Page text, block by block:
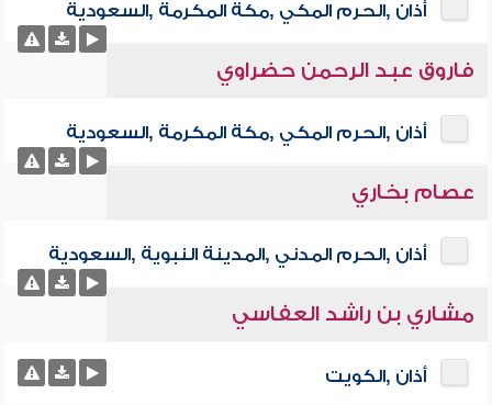
أذان ,الحرم المكي ,مكة المكرمة ,السعودية
فاروق عبد الرحمن حضراوي
أذان ,الحرم المكي ,مكة المكرمة ,السعودية
عصام بخاري
أذان ,الحرم المدني ,المدينة النبوية ,السعودية
مشاري بن راشد العفاسي
أذان ,الكويت